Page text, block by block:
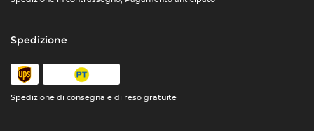
Spedizione
Spedizione di consegna e di reso gratuite